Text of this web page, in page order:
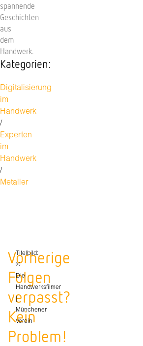
spannende
Geschichten
aus
dem
Handwerk.
Kategorien:
Digitalisierung
im
Handwerk
/
Experten
im
Handwerk
/
Metaller
Vorherige
Folgen
verpasst?
Kein
Problem!
Titelbild:
©
Die
Handwerksfilmer
|
Münchener
Verein